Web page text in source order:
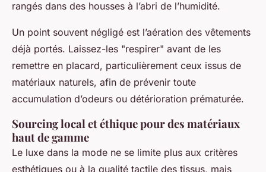
rangés dans des housses à l’abri de l’humidité.
Un point souvent négligé est l’aération des vêtements
déjà portés. Laissez-les "respirer" avant de les
remettre en placard, particulièrement ceux issus de
matériaux naturels, afin de prévenir toute
accumulation d’odeurs ou détérioration prématurée.
Sourcing local et éthique pour des matériaux
haut de gamme
Le luxe dans la mode ne se limite plus aux critères
esthétiques ou à la qualité tactile des tissus, mais